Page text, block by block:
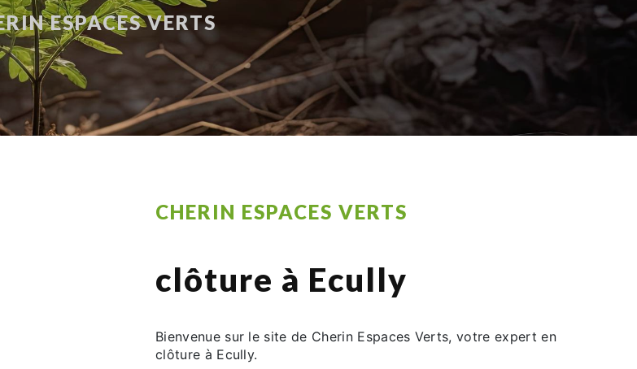
ESPACES VERTS
CHERIN ESPACES VERTS
clôture à Ecully
Bienvenue sur le site de Cherin Espaces Verts, votre expert en
clôture à Ecully.